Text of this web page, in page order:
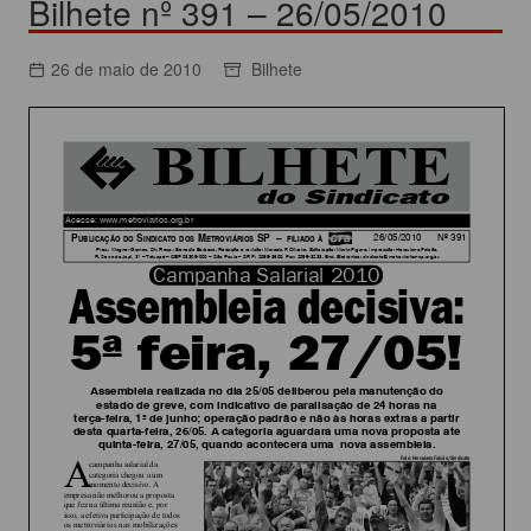
Bilhete nº 391 – 26/05/2010
26 de maio de 2010 Bilhete